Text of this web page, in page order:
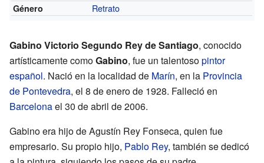
Género Retrato
Gabino Victorio Segundo Rey de Santiago, conocido
artísticamente comoGabino, fue un talentosopintor
español. Nació en la localidad de Marín, en la Provincia
de Pontevedra, el 8 de enero de 1928. Falleció en
Barcelonael 30 de abril de 2006.
Gabino era hijo de Agustín Rey Fonseca, quien fue
empresario. Su propio hijo, Pablo Rey, también se dedicó